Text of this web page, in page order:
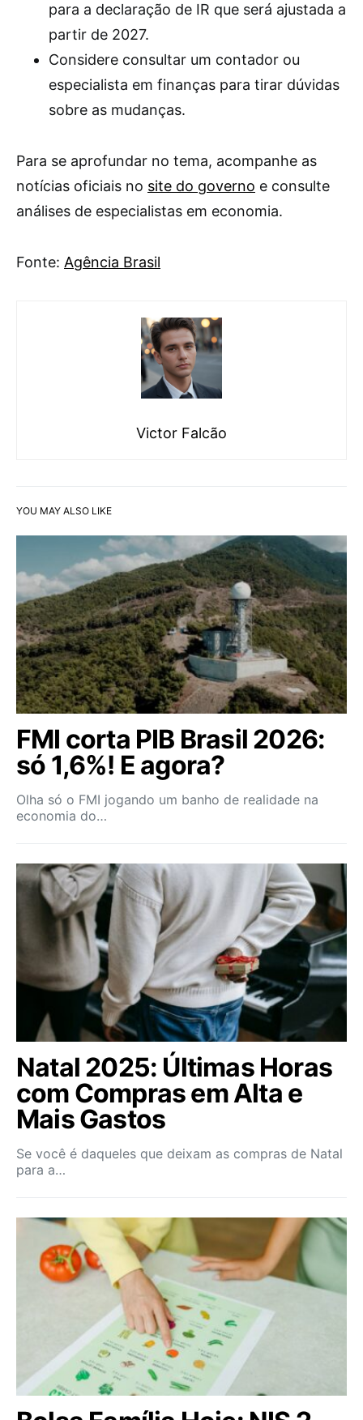
para a declaração de IR que será ajustada a
partir de 2027.
Considere consultar um contador ou
especialista em finanças para tirar dúvidas
sobre as mudanças.
Para se aprofundar no tema, acompanhe as
notícias oficiais no site do governo e consulte
análises de especialistas em economia.
Fonte: Agência Brasil
Victor Falcão
YOU MAY ALSO LIKE
FMI corta PIB Brasil 2026:
só 1,6%! E agora?
Olha só o FMI jogando um banho de realidade na
economia do…
Natal 2025: Últimas Horas
com Compras em Alta e
Mais Gastos
Se você é daqueles que deixam as compras de Natal
para a…